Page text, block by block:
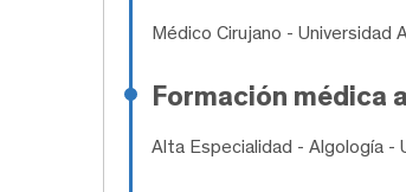
Médico Cirujano - Universidad
Formación médica
Alta Especialidad - Algología -